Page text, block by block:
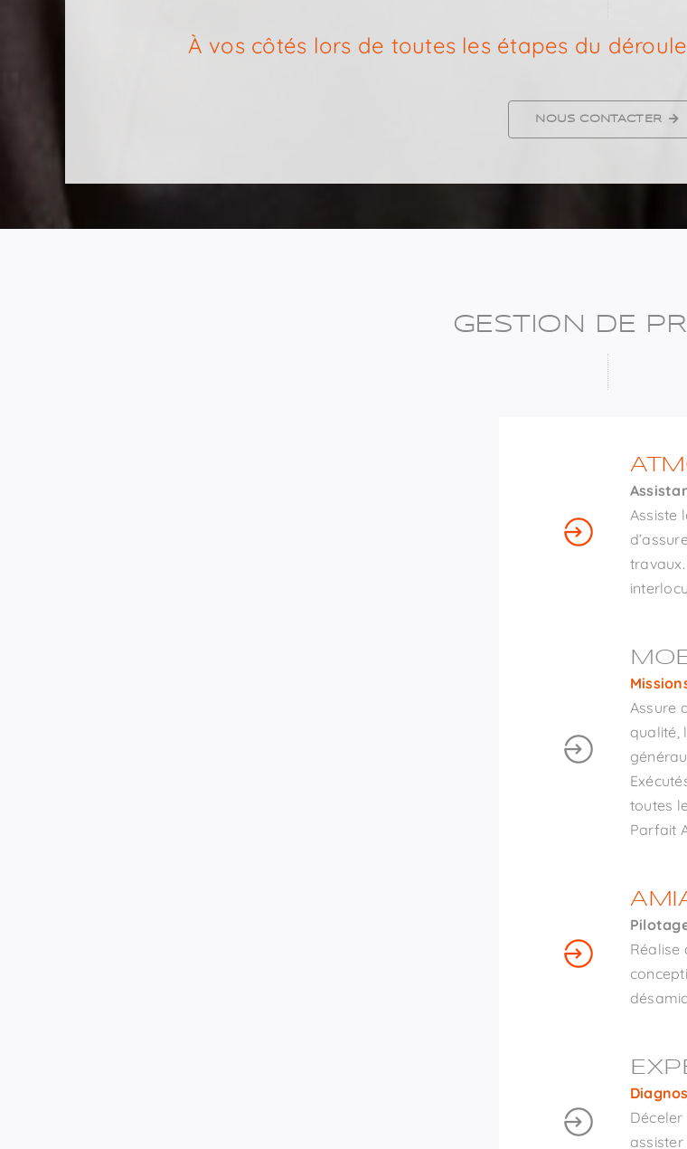
À vos côtés lors de toutes les étapes du
NOUS CONTACTER
GESTION DE
Assiste
Assure
qualité,
toutes
Parfait
Réalise
assister